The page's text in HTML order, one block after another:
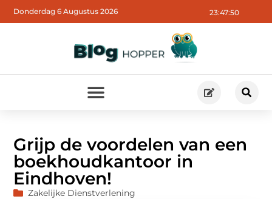
23:47:51
Donderdag 6 Augustus 2026
Grijp de voordelen van een
boekhoudkantoor in
Eindhoven!
Zakelijke Dienstverlening